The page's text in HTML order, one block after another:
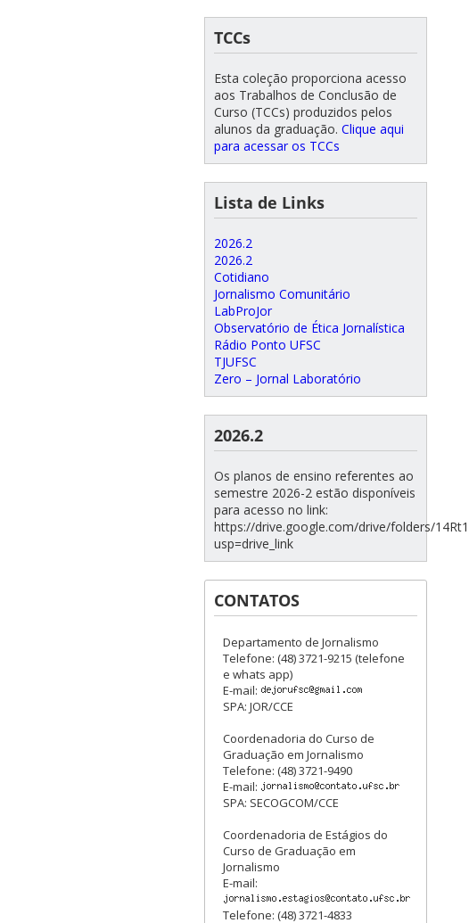
TCCs
Esta coleção proporciona acesso
aos Trabalhos de Conclusão de
Curso (TCCs) produzidos pelos
alunos da graduação. Clique aqui
para acessar os TCCs
Lista de Links
2026.2
2026.2
Cotidiano
Jornalismo Comunitário
LabProJor
Observatório de Ética Jornalística
Rádio Ponto UFSC
TJUFSC
Zero – Jornal Laboratório
2026.2
Os planos de ensino referentes ao
semestre 2026-2 estão disponíveis
para acesso no link:
https://drive.google.com/drive/folders/
usp=drive_link
CONTATOS
Departamento de Jornalismo
Telefone: (48) 3721-9215 (telefone
e whats app)
E-mail:
SPA: JOR/CCE
Coordenadoria do Curso de
Graduação em Jornalismo
Telefone: (48) 3721-9490
E-mail:
SPA: SECOGCOM/CCE
Coordenadoria de Estágios do
Curso de Graduação em
Jornalismo
E-mail:
Telefone: (48) 3721-4833